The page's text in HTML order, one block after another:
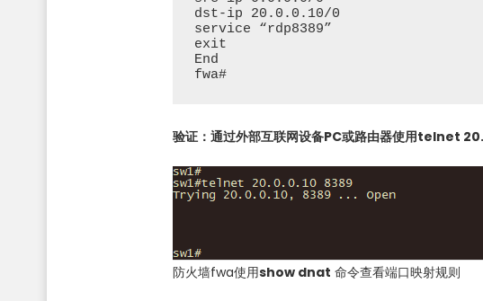
dst-ip 20.0.0.10/0
service “rdp8389”
exit
End
fwa#
验证：通过外部互联网设备PC或路由器使用telnet
防火墙fwa使用show dnat 命令查看端口映射规则